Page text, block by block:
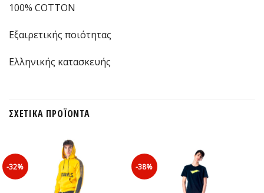
100% COTTON
Εξαιρετικής ποιότητας
Ελληνικής κατασκευής
ΣΧΕΤΙΚΆ ΠΡΟΪΌΝΤΑ
-32% -38%